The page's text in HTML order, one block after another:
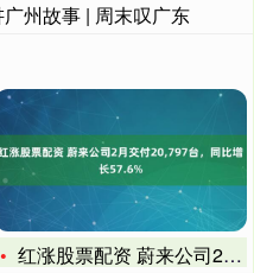
州故事 | 周末叹广东
红涨股票配资 蔚来公司2月交付20,797台，同比增长57.